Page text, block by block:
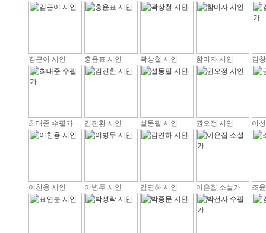
김근이 시인 홍윤표 시인 곽상철 시인 함미자 시인 김
최태준 수필가 김진환 시인 설동필 시인 권오정 시인 이
이찬용 시인 이병두 시인 김연하 시인 이은집 소설가 조